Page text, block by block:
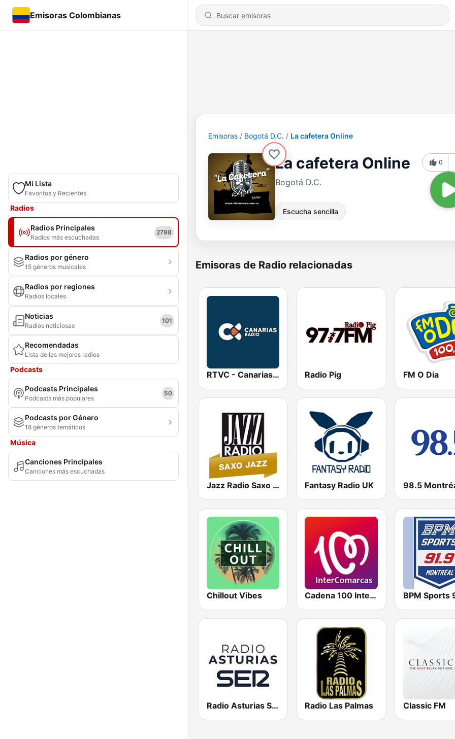
Emisoras Colombianas
Mi Lista
Favoritos y Recientes
Radios
Radios Principales
Radios más escuchadas
2798
Radios por género
15 géneros musicales
Radios por regiones
Radios locales
Noticias
Radios noticiosas
101
Recomendadas
Lista de las mejores radios
Podcasts
Podcasts Principales
Podcasts más populares
50
Podcasts por Género
18 géneros temáticos
Música
Canciones Principales
Canciones más escuchadas
Emisoras Bogotá D.C. La cafetera Online
La cafetera Online
Bogotá D.C.
Escucha sencilla
0
Emisoras de Radio relacionadas
RTVC - Canarias Radio Radio Pig FM O Dia
Jazz Radio Saxo Jazz Fantasy Radio UK 98.5
Chillout Vibes Cadena 100 InterComarcas
Radio Asturias SER Radio Las Palmas Classic FM